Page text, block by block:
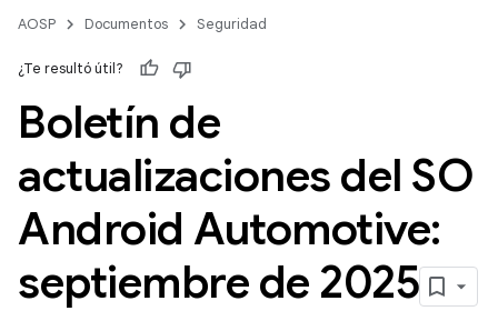
AOSP Documentos Seguridad
¿Te resultó útil?
Boletín de
actualizaciones del SO
Android Automotive:
septiembre de 2025